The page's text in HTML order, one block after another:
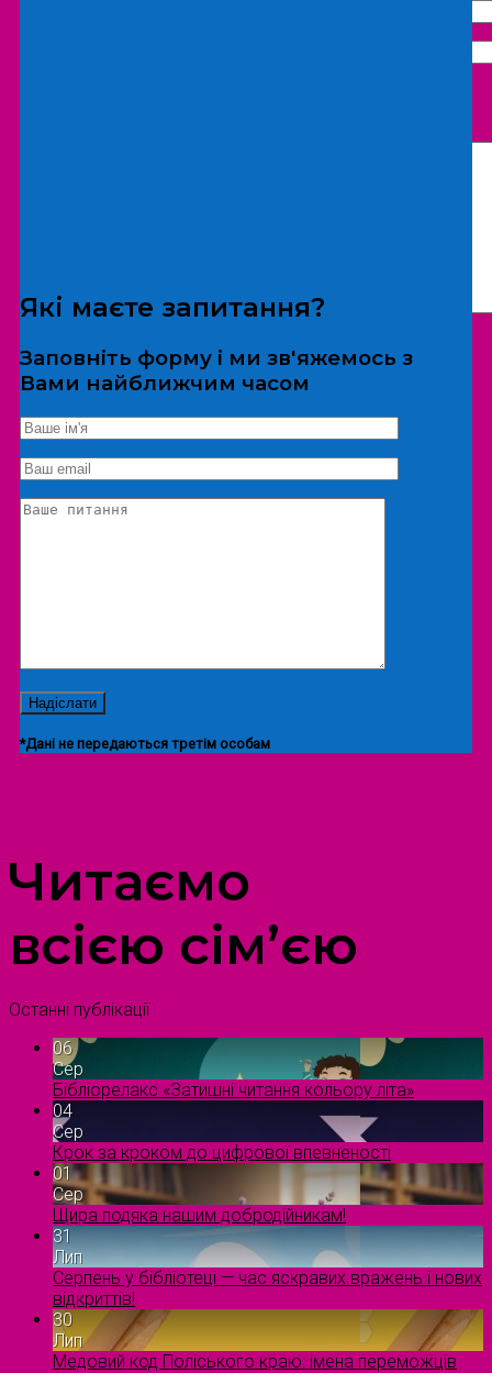
*Дані не передаються третім особам
Екскурсія/локація
Які маєте запитання?
Заповніть форму і ми зв'яжемось з
Вами найближчим часом
*Дані не передаються третім особам
Читаємо
всією сім’єю
Останні публікації
06
Сер
Бібліорелакс «Затишні читання кольору літа»
04
Сер
Крок за кроком до цифрової впевненості
01
Сер
Щира подяка нашим добродійникам!
31
Лип
Серпень у бібліотеці — час яскравих вражень і нових
відкриттів!
30
Лип
Медовий код Поліського краю: імена переможців